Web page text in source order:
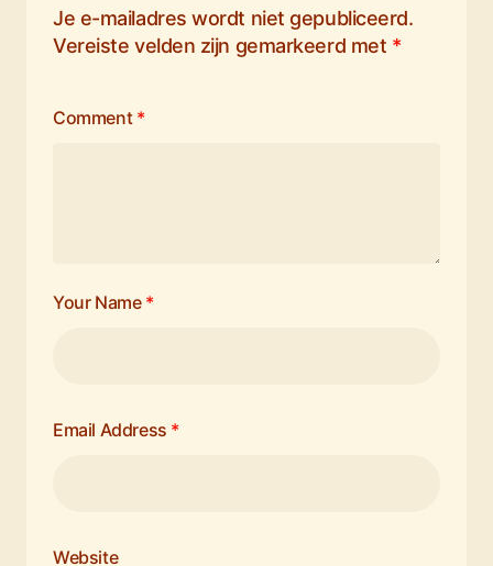
Je e-mailadres wordt niet gepubliceerd.
Vereiste velden zijn gemarkeerd met *
Comment *
Your Name *
Email Address *
Website